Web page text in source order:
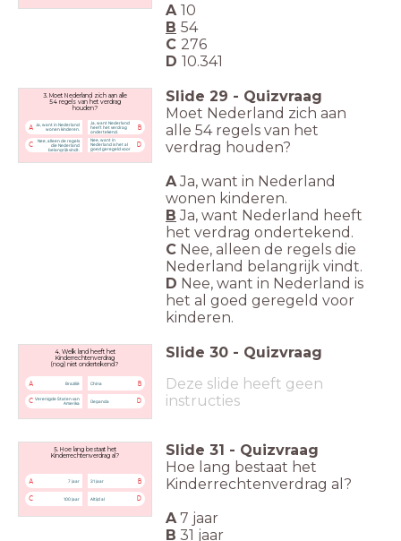
A 10
B 54
C 276
D 10.341
3. Moet Nederland zich aan alle
54 regels van het verdrag
houden?
A Ja, want in Nederland
wonen kinderen.
B
Ja, want Nederland
heeft het verdrag
ondertekend.
C
Nee, alleen de regels
die Nederland
belangrijk vindt.
D
Nee, want in
Nederland is het al
goed geregeld voor
kinderen.
Slide 29 - Quizvraag
Moet Nederland zich aan
alle 54 regels van het
verdrag houden?
AJa, want in Nederland
wonen kinderen.
B Ja, want Nederland heeft
het verdrag ondertekend.
C Nee, alleen de regels die
Nederland belangrijk vindt.
D Nee, want in Nederland is
het al goed geregeld voor
kinderen.
4. Welk land heeft het
Kinderrechtenverdrag
(nog) niet ondertekend?
A Brazilië B
China
C Verenigde Staten van
Amerika
D
Oeganda
Slide 30 - Quizvraag
Deze slide heeft geen
instructies
5. Hoe lang bestaat het
Kinderrechtenverdrag al?
A 7 jaar B
31 jaar
C 100 jaar D
Altijd al
Slide 31 - Quizvraag
Hoe lang bestaat het
Kinderrechtenverdrag al?
A 7 jaar
B 31 jaar